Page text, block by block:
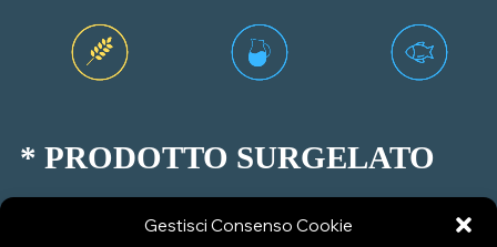
Gestisci Consenso Cookie
* PRODOTTO SURGELATO